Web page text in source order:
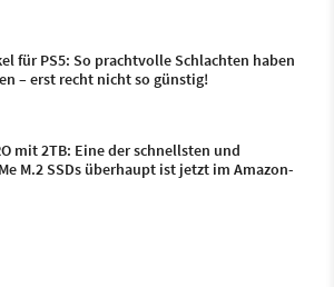
für PS5: So prachtvolle Schlachten haben
– erst recht nicht so günstig!
mit 2TB: Eine der schnellsten und
M.2 SSDs überhaupt ist jetzt im Amazon-